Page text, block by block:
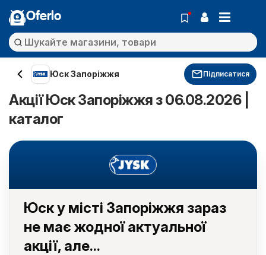
Oferlo
Юск Запоріжжя Підписатися
Акції Юск Запоріжжя з 06.08.2026 |
каталог
Юск у місті Запоріжжя зараз
не має жодної актуальної
акції, але...